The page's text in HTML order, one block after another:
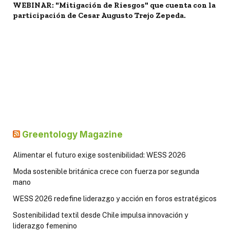
WEBINAR: "Mitigación de Riesgos" que cuenta con la
participación de Cesar Augusto Trejo Zepeda.
Greentology Magazine
Alimentar el futuro exige sostenibilidad: WESS 2026
Moda sostenible británica crece con fuerza por segunda
mano
WESS 2026 redefine liderazgo y acción en foros estratégicos
Sostenibilidad textil desde Chile impulsa innovación y
liderazgo femenino